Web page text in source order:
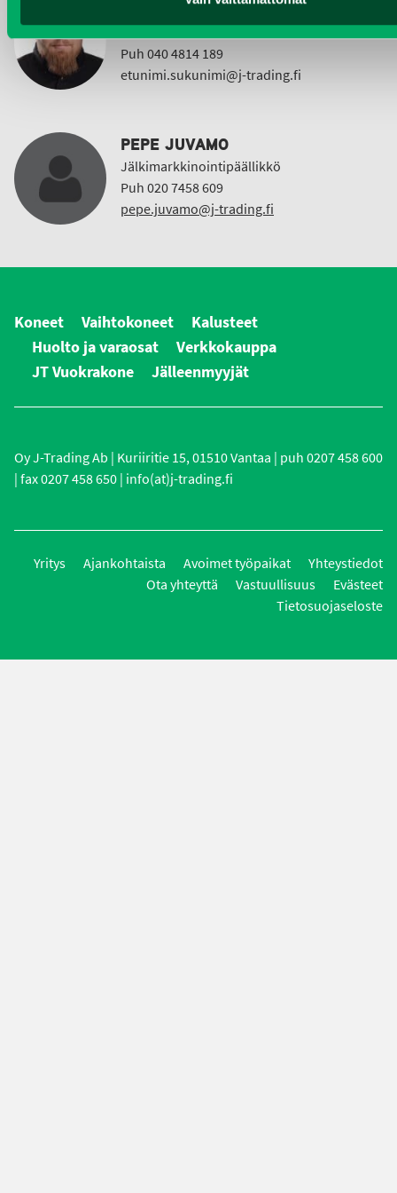
Taajama- ja viheralueiden hoitokoneet ja
Vuokrakoneet
Puh 040 4814 189
etunimi.sukunimi@j-trading.fi
PEPE JUVAMO
Jälkimarkkinointipäällikkö
Puh 020 7458 609
pepe.juvamo@j-trading.fi
Koneet Vaihtokoneet
Kalusteet
Huolto ja varaosat
Verkkokauppa
JT Vuokrakone
Jälleenmyyjät
Oy J-Trading Ab | Kuriiritie 15, 01510 Vantaa | puh 0207 458 600
| fax 0207 458 650 | info(at)j-trading.fi
Yritys Ajankohtaista Avoimet työpaikat
Yhteystiedot
Ota yhteyttä
Vastuullisuus
Evästeet
Tietosuojaseloste